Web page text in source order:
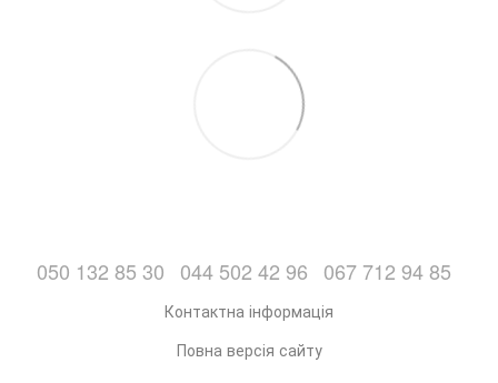
050 132 85 30 044 502 42 96 067 712 94 85
Контактна інформація
Повна версія сайту